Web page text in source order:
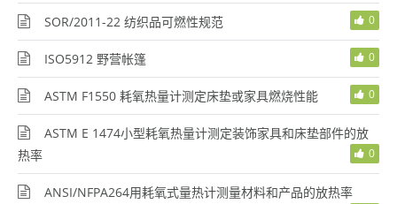
SOR/2011-22 纺织品可燃性规范 0
ISO5912 野营帐篷 0
ASTM F1550 耗氧热量计测定床垫或家具燃烧性能 0
ASTM E 1474小型耗氧热量计测定装饰家具和床垫部件的放
热率
0
ANSI/NFPA264用耗氧式量热计测量材料和产品的放热率